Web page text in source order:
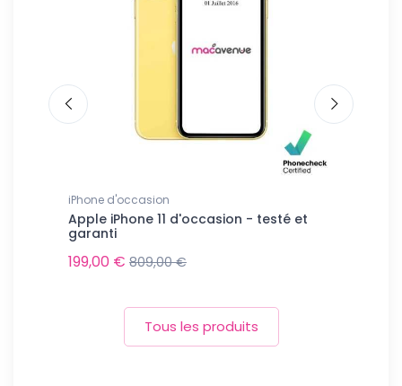
iPhone d'occasion
Apple iPhone 11 d'occasion - testé et
garanti
199,00 € 809,00 €
Tous les produits